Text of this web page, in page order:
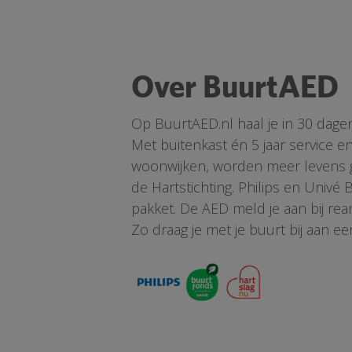
Over BuurtAED
Op BuurtAED.nl haal je in 30
Met buitenkast én 5 jaar service
woonwijken, worden meer levens
de Hartstichting. Philips en Univé
pakket. De AED meld je aan bij
Zo draag je met je buurt bij aan